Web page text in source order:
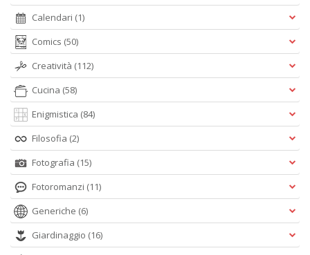
Calendari (1)
Comics (50)
Creatività (112)
Cucina (58)
Enigmistica (84)
Filosofia (2)
Fotografia (15)
Fotoromanzi (11)
Generiche (6)
Giardinaggio (16)